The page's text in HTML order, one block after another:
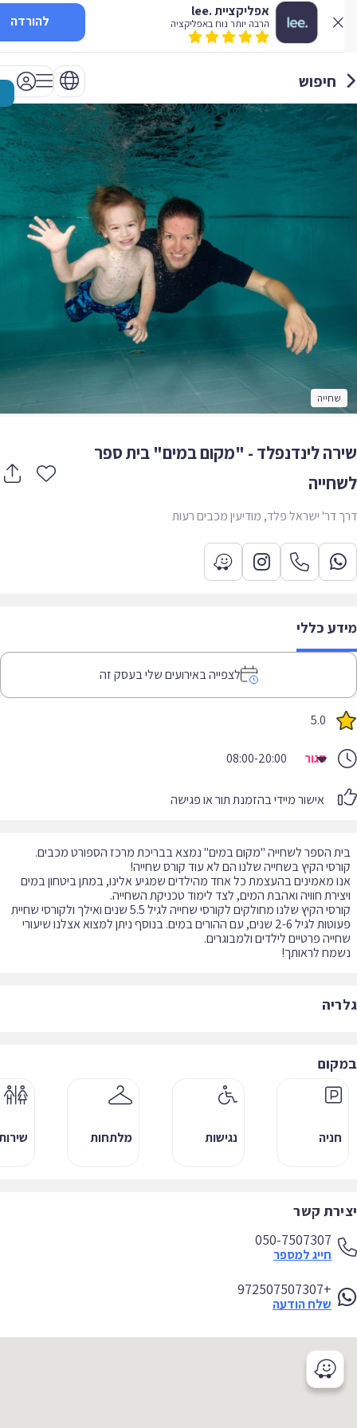
אפליקציית .lee
הרבה יותר נוח באפליקציה להורדה
חיפוש
שחייה
לינדנפלד - "מקום במים" בית ספר
דר' ישראל פלד, מודיעין מכבים רעות
כללי
לצפייה באירועים שלי בעסק זה
5.0
סגור 08:00-20:00
אישור מיידי בהזמנת תור או פגישה
מאמינים בהעצמת כל אחד מהילדים שמגיע אלינו, במתן ביטחון במים
קורסי הקיץ שלנו מחולקים לקורסי שחייה לגיל 5.5 שנים ואילך ולקורסי שחיית
פעוטות לגיל 2-6 שנים, עם ההורים במים. בנוסף ניתן למצוא אצלנו שיעורי
לראותך!
חניה נגישות מלתחות שירותים
קשר
050-7507307
חייג למספר
+972507507307
שלח הודעה